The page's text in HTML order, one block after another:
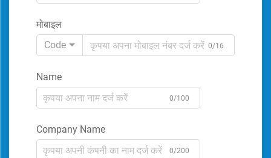
मोबाइल
Code
0/16
Name
0/100
Company Name
0/200